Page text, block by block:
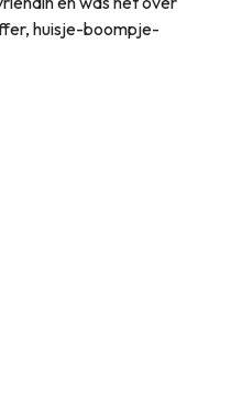
huisje-boompje-